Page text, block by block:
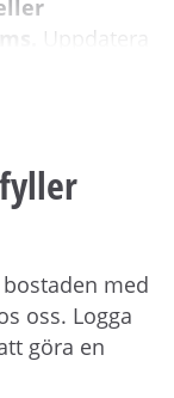
Uppdatera
vi
infaller på
med
oss. Logga
göra en